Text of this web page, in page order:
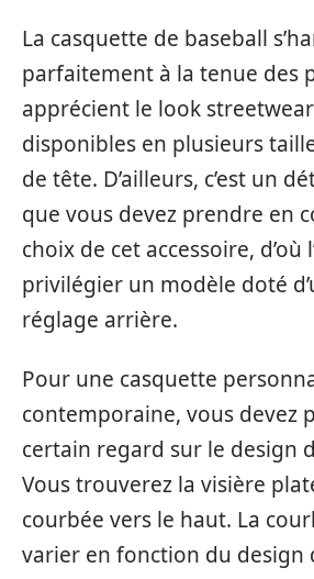
La casquette de baseball
parfaitement à la tenue des
apprécient le look
disponibles en plusieurs
de tête. D’ailleurs, c’est un
que vous devez prendre en
choix de cet accessoire, d’où
privilégier un modèle doté
réglage arrière.
Pour une casquette
contemporaine, vous devez
certain regard sur le design
Vous trouverez la visière
courbée vers le haut. La
varier en fonction du design